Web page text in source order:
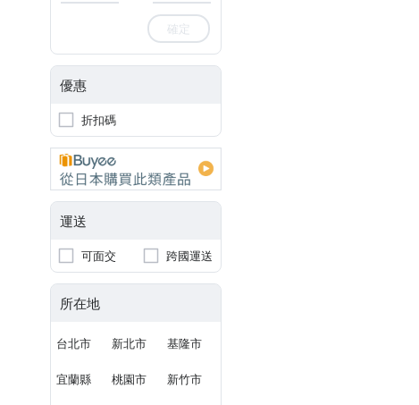
確定
優惠
折扣碼
運送
可面交 跨國運送
所在地
台北市 新北市 基隆市
宜蘭縣 桃園市 新竹市